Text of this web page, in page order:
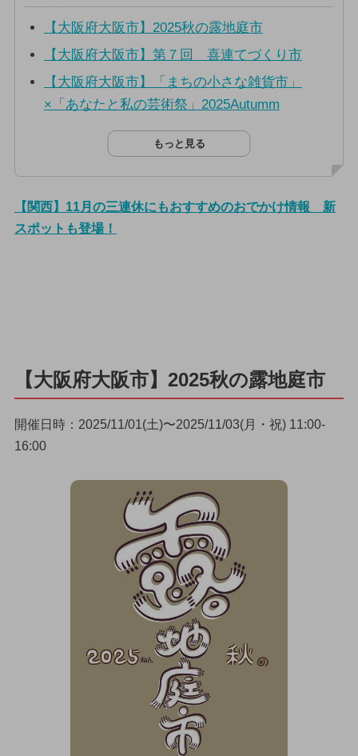
【大阪府大阪市】2025秋の露地庭市
【大阪府大阪市】第７回 喜連てづくり市
【大阪府大阪市】「まちの小さな雑貨市」
×「あなたと私の芸術祭」2025Autumm
もっと見る
【関西】11月の三連休にもおすすめのおでかけ情報 新
スポットも登場！
【大阪府大阪市】2025秋の露地庭市
開催日時：2025/11/01(土)〜2025/11/03(月・祝) 11:00-
16:00